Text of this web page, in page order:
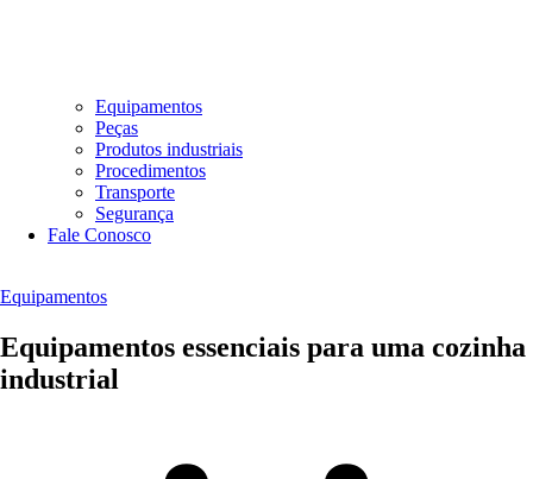
Equipamentos
Peças
Produtos industriais
Procedimentos
Transporte
Segurança
Fale Conosco
Equipamentos
Equipamentos essenciais para uma cozinha
industrial